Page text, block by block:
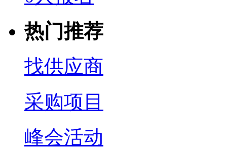
热门推荐
找供应商
采购项目
峰会活动